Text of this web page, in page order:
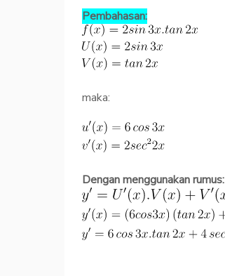
Pembahasan:
maka:
Dengan menggunakan rumus: